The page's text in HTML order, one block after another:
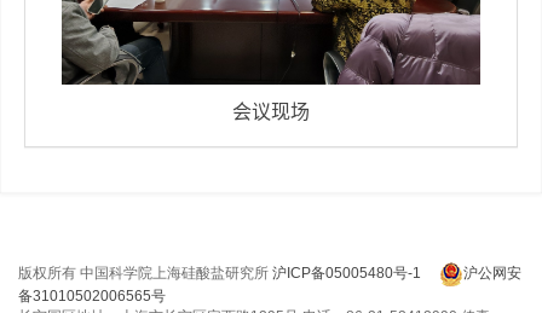
会议现场
版权所有 中国科学院上海硅酸盐研究所 沪ICP备05005480号-1
沪公网安
备31010502006565号